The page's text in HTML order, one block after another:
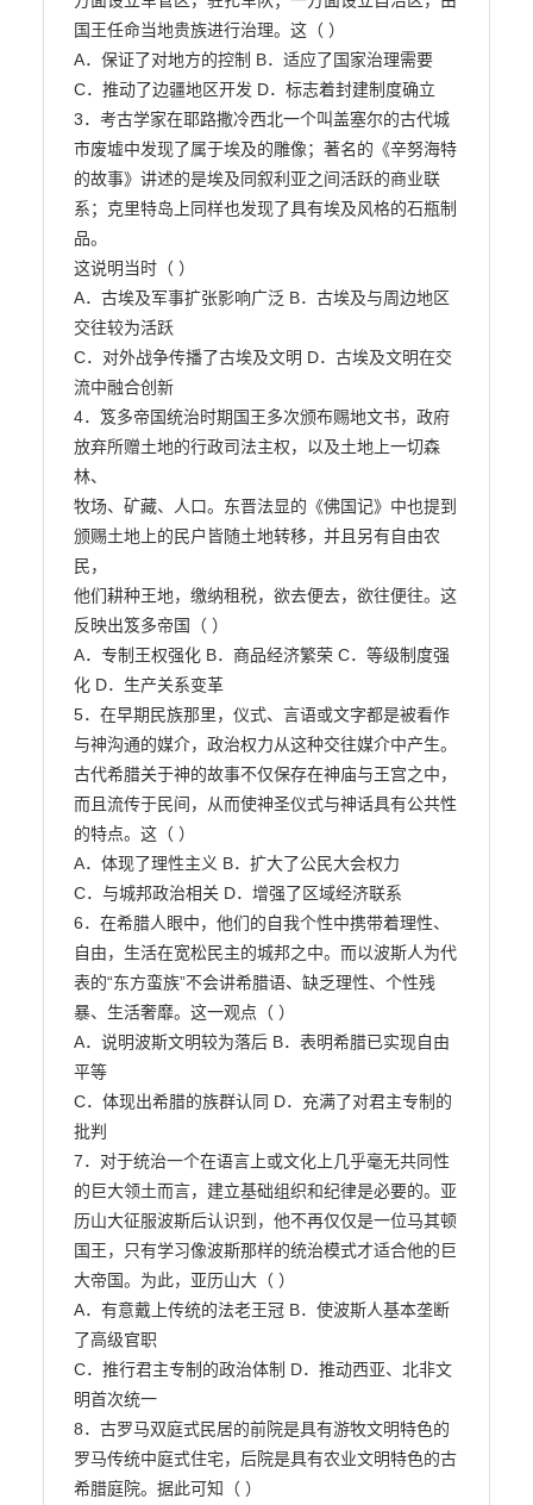
国王任命当地贵族进行治理。这（ ）
A．保证了对地方的控制 B．适应了国家治理需要
C．推动了边疆地区开发 D．标志着封建制度确立
3．考古学家在耶路撒冷西北一个叫盖塞尔的古代城
市废墟中发现了属于埃及的雕像；著名的《辛努海特
的故事》讲述的是埃及同叙利亚之间活跃的商业联
系；克里特岛上同样也发现了具有埃及风格的石瓶制
品。
这说明当时（ ）
A．古埃及军事扩张影响广泛 B．古埃及与周边地区
交往较为活跃
C．对外战争传播了古埃及文明 D．古埃及文明在交
流中融合创新
4．笈多帝国统治时期国王多次颁布赐地文书，政府
放弃所赠土地的行政司法主权，以及土地上一切森
林、
牧场、矿藏、人口。东晋法显的《佛国记》中也提到
颁赐土地上的民户皆随土地转移，并且另有自由农
民，
他们耕种王地，缴纳租税，欲去便去，欲往便往。这
反映出笈多帝国（ ）
A．专制王权强化 B．商品经济繁荣 C．等级制度强
化 D．生产关系变革
5．在早期民族那里，仪式、言语或文字都是被看作
与神沟通的媒介，政治权力从这种交往媒介中产生。
古代希腊关于神的故事不仅保存在神庙与王宫之中，
而且流传于民间，从而使神圣仪式与神话具有公共性
的特点。这（ ）
A．体现了理性主义 B．扩大了公民大会权力
C．与城邦政治相关 D．增强了区域经济联系
6．在希腊人眼中，他们的自我个性中携带着理性、
自由，生活在宽松民主的城邦之中。而以波斯人为代
表的“东方蛮族”不会讲希腊语、缺乏理性、个性残
暴、生活奢靡。这一观点（ ）
A．说明波斯文明较为落后 B．表明希腊已实现自由
平等
C．体现出希腊的族群认同 D．充满了对君主专制的
批判
7．对于统治一个在语言上或文化上几乎毫无共同性
的巨大领土而言，建立基础组织和纪律是必要的。亚
历山大征服波斯后认识到，他不再仅仅是一位马其顿
国王，只有学习像波斯那样的统治模式才适合他的巨
大帝国。为此，亚历山大（ ）
A．有意戴上传统的法老王冠 B．使波斯人基本垄断
了高级官职
C．推行君主专制的政治体制 D．推动西亚、北非文
明首次统一
8．古罗马双庭式民居的前院是具有游牧文明特色的
罗马传统中庭式住宅，后院是具有农业文明特色的古
希腊庭院。据此可知（ ）